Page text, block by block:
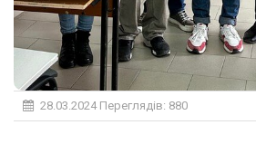
28.03.2024Переглядів: 880